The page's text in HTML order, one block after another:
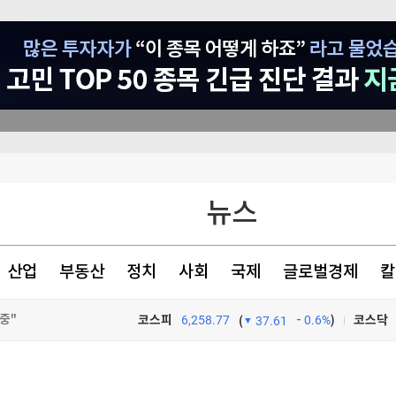
뉴스
산업 부동산 정치 사회 국제 글로벌경제
조사
" 코스피 6,258.77 ( 37.61 0.6%) 코스닥